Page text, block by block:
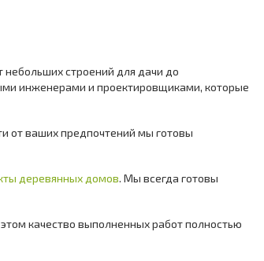
строений для дачи до
инженерами и проектировщиками, которые
от ваших предпочтений мы готовы
деревянных домов. Мы всегда готовы
качество выполненных работ полностью